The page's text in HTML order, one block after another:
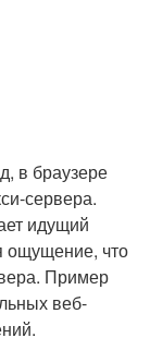
в браузере
сервера.
идущий
ощущение, что
Пример
веб-